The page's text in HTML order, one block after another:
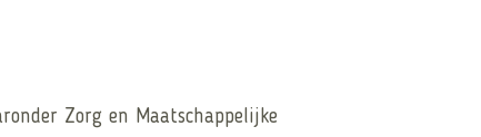
Zorg en Maatschappelijke